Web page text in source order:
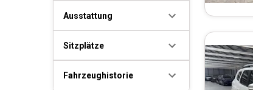
Ausstattung
Sitzplätze
Fahrzeughistorie